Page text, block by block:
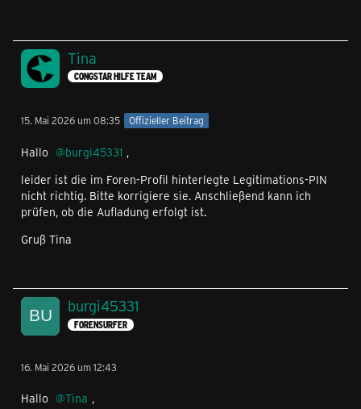
Tina
CONGSTAR HILFE TEAM
15. Mai 2026 um 08:35 Offizieller Beitrag
Hallo burgi45331 ,
leider ist die im Foren-Profil hinterlegte Legitimations-PIN
nicht richtig. Bitte korrigiere sie. Anschließend kann ich
prüfen, ob die Aufladung erfolgt ist.
Gruß Tina
burgi45331
FORENSURFER
16. Mai 2026 um 12:43
Hallo Tina ,